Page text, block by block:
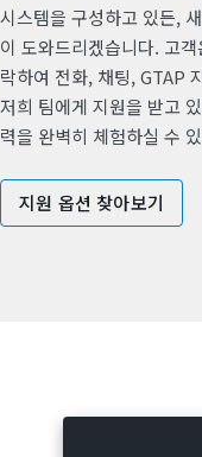
시스템을 구성하고 있든,
이 도와드리겠습니다. 고
락하여 전화, 채팅, GTAP
저희 팀에게 지원을 받고
력을 완벽히 체험하실 수
지원 옵션 찾아보기